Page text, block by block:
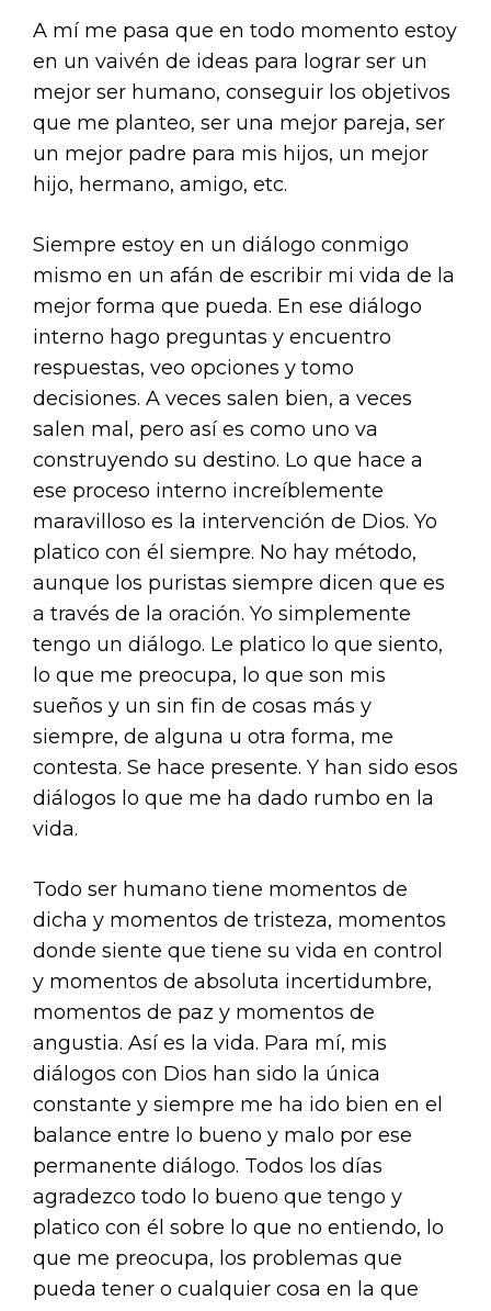
A mí me pasa que en todo momento estoy
en un vaivén de ideas para lograr ser un
mejor ser humano, conseguir los objetivos
que me planteo, ser una mejor pareja, ser
un mejor padre para mis hijos, un mejor
hijo, hermano, amigo, etc.
Siempre estoy en un diálogo conmigo
mismo en un afán de escribir mi vida de la
mejor forma que pueda. En ese diálogo
interno hago preguntas y encuentro
respuestas, veo opciones y tomo
decisiones. A veces salen bien, a veces
salen mal, pero así es como uno va
construyendo su destino. Lo que hace a
ese proceso interno increíblemente
maravilloso es la intervención de Dios. Yo
platico con él siempre. No hay método,
aunque los puristas siempre dicen que es
a través de la oración. Yo simplemente
tengo un diálogo. Le platico lo que siento,
lo que me preocupa, lo que son mis
sueños y un sin fin de cosas más y
siempre, de alguna u otra forma, me
contesta. Se hace presente. Y han sido esos
diálogos lo que me ha dado rumbo en la
vida.
Todo ser humano tiene momentos de
dicha y momentos de tristeza, momentos
donde siente que tiene su vida en control
y momentos de absoluta incertidumbre,
momentos de paz y momentos de
angustia. Así es la vida. Para mí, mis
diálogos con Dios han sido la única
constante y siempre me ha ido bien en el
balance entre lo bueno y malo por ese
permanente diálogo. Todos los días
agradezco todo lo bueno que tengo y
platico con él sobre lo que no entiendo, lo
que me preocupa, los problemas que
pueda tener o cualquier cosa en la que